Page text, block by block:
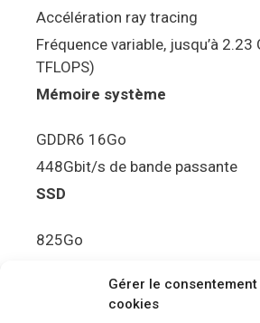
Gérer le consentement
cookies
Accélération ray tracing
Fréquence variable, jusqu’à 2.23
TFLOPS)
Mémoire système
GDDR6 16Go
448Gbit/s de bande passante
SSD
825Go
5.5Gbit/s de bande passante en
Disque de jeu PS5